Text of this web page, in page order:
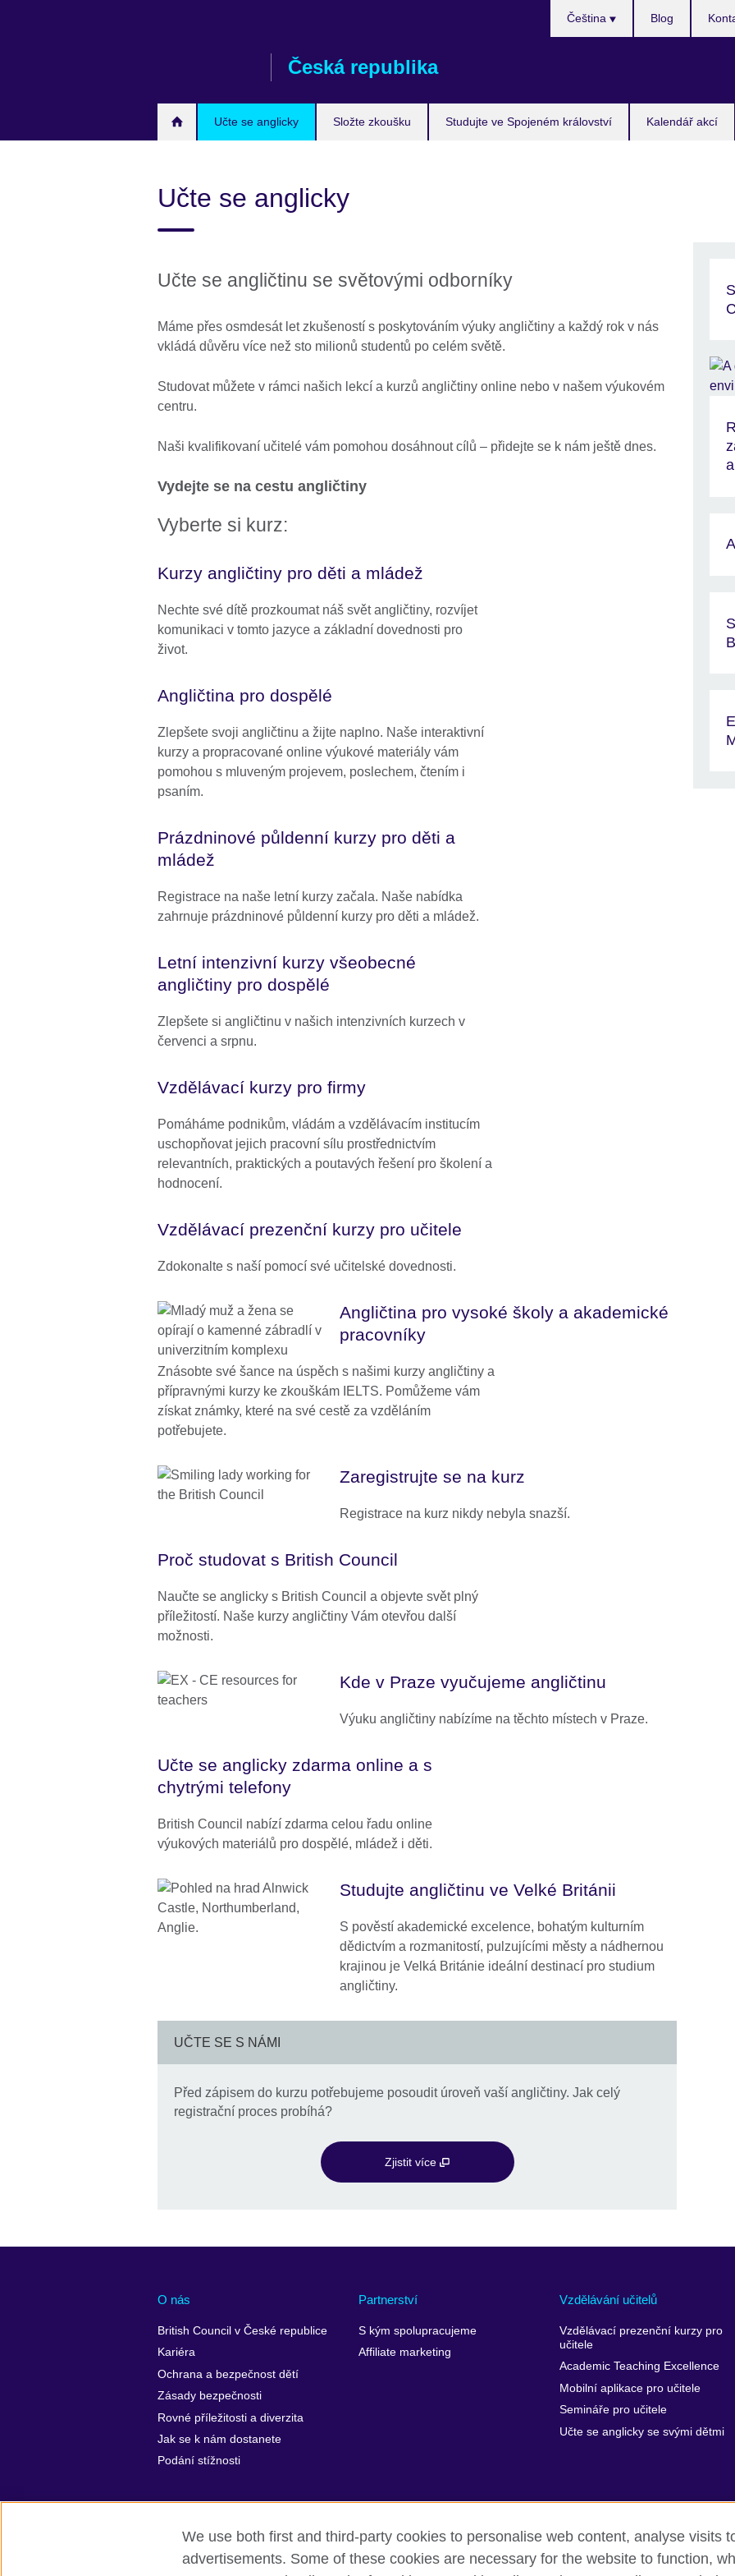
Česká republika
Učte se anglicky Složte zkoušku Studujte ve Spojeném království Kalendář akcí
Zvolte
Čeština Blog
Učte se anglicky
Učte se angličtinu se světovými odborníky
Máme přes osmdesát let zkušeností s poskytováním výuky angličtiny a každý rok v nás
vkládá důvěru více než sto milionů studentů po celém světě.
Studovat můžete v rámci našich lekcí a kurzů angličtiny online nebo v našem výukovém
centru.
Naši kvalifikovaní učitelé vám pomohou dosáhnout cílů – přidejte se k nám ještě dnes.
Vydejte se na cestu angličtiny
Vyberte si kurz:
Kurzy angličtiny pro děti a mládež
Nechte své dítě prozkoumat náš svět angličtiny, rozvíjet
komunikaci v tomto jazyce a základní dovednosti pro
život.
Angličtina pro dospělé
Zlepšete svoji angličtinu a žijte naplno. Naše interaktivní
kurzy a propracované online výukové materiály vám
pomohou s mluveným projevem, poslechem, čtením i
psaním.
Prázdninové půldenní kurzy pro děti a
mládež
Registrace na naše letní kurzy začala. Naše nabídka
zahrnuje prázdninové půldenní kurzy pro děti a mládež.
Letní intenzivní kurzy všeobecné
angličtiny pro dospělé
Zlepšete si angličtinu v našich intenzivních kurzech v
červenci a srpnu.
Vzdělávací kurzy pro firmy
Pomáháme podnikům, vládám a vzdělávacím institucím
uschopňovat jejich pracovní sílu prostřednictvím
relevantních, praktických a poutavých řešení pro školení a
hodnocení.
Vzdělávací prezenční kurzy pro učitele
Zdokonalte s naší pomocí své učitelské dovednosti.
Angličtina pro vysoké školy a akademické
pracovníky
Znásobte své šance na úspěch s našimi kurzy angličtiny a
přípravnými kurzy ke zkouškám IELTS. Pomůžeme vám
získat známky, které na své cestě za vzděláním
potřebujete.
Zaregistrujte se na kurz
Registrace na kurz nikdy nebyla snazší.
Proč studovat s British Council
Naučte se anglicky s British Council a objevte svět plný
příležitostí. Naše kurzy angličtiny Vám otevřou další
možnosti.
Kde v Praze vyučujeme angličtinu
Výuku angličtiny nabízíme na těchto místech v Praze.
Učte se anglicky zdarma online a s
chytrými telefony
British Council nabízí zdarma celou řadu online
výukových materiálů pro dospělé, mládež i děti.
Studujte angličtinu ve Velké Británii
S pověstí akademické excelence, bohatým kulturním
dědictvím a rozmanitostí, pulzujícími městy a nádhernou
krajinou je Velká Británie ideální destinací pro studium
angličtiny.
UČTE SE S NÁMI
Před zápisem do kurzu potřebujeme posoudit úroveň vaší angličtiny. Jak celý
registrační proces probíhá?
Zjistit více
O nás
British Council v České republice
Kariéra
Ochrana a bezpečnost dětí
Zásady bezpečnosti
Rovné příležitosti a diverzita
Jak se k nám dostanete
Podání stížnosti
Partnerství
S kým spolupracujeme
Affiliate marketing
Vzdělávání učitelů
Vzdělávací prezenční kurzy pro
učitele
Academic Teaching Excellence
Mobilní aplikace pro učitele
Semináře pro učitele
Učte se anglicky se svými dětmi
British Council ve světě Ochrana soukromí a podmínky používání stránek Soubory cookie
We use both first and third-party cookies to personalise web content, analyse visits
advertisements. Some of these cookies are necessary for the website to function,